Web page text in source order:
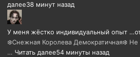
далее38 минут назад
У меня жёстко индивидуальный опыт …
❄️Снежная Королева Демократичная❄️ Не
… Читать далее54 минуты назад